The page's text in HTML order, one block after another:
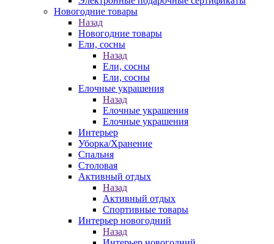
Новогодние товары
Назад
Новогодние товары
Ели, сосны
Назад
Ели, сосны
Ели, сосны
Елочные украшения
Назад
Елочные украшения
Елочные украшения
Интерьер
Уборка/Хранение
Спальня
Столовая
Активный отдых
Назад
Активный отдых
Спортивные товары
Интерьер новогодний
Назад